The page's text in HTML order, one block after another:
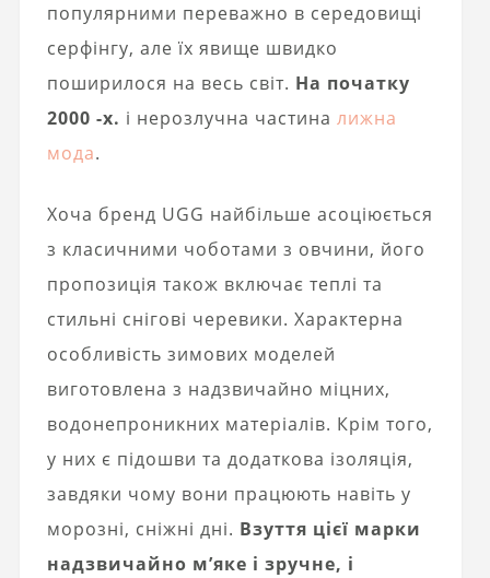
популярними переважно в середовищі
серфінгу, але їх явище швидко
поширилося на весь світ. На початку
2000 -х. і нерозлучна частина лижна
мода.
Хоча бренд UGG найбільше асоціюється
з класичними чоботами з овчини, його
пропозиція також включає теплі та
стильні снігові черевики. Характерна
особливість зимових моделей
виготовлена ​​з надзвичайно міцних,
водонепроникних матеріалів. Крім того,
у них є підошви та додаткова ізоляція,
завдяки чому вони працюють навіть у
морозні, сніжні дні. Взуття цієї марки
надзвичайно м’яке і зручне, і